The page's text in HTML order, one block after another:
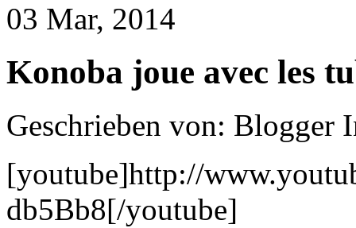
03 Mar, 2014
Konoba joue avec les
Geschrieben von: Blogger
[youtube]http://
db5Bb8[/youtube]